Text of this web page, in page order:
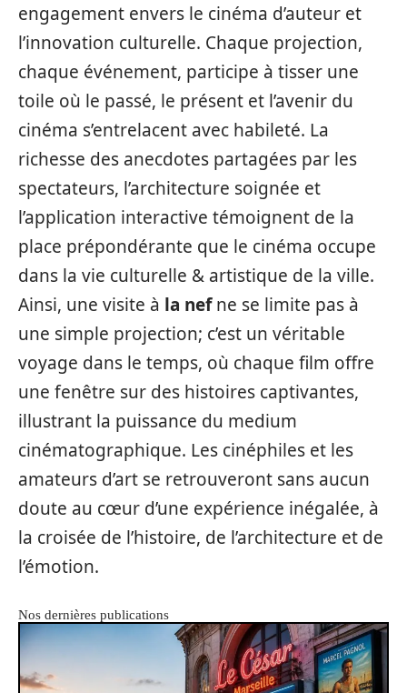
engagement envers le cinéma d’auteur et
l’innovation culturelle. Chaque projection,
chaque événement, participe à tisser une
toile où le passé, le présent et l’avenir du
cinéma s’entrelacent avec habileté. La
richesse des anecdotes partagées par les
spectateurs, l’architecture soignée et
l’application interactive témoignent de la
place prépondérante que le cinéma occupe
dans la vie culturelle & artistique de la ville.
Ainsi, une visite à la nefne se limite pas à
une simple projection; c’est un véritable
voyage dans le temps, où chaque film offre
une fenêtre sur des histoires captivantes,
illustrant la puissance du medium
cinématographique. Les cinéphiles et les
amateurs d’art se retrouveront sans aucun
doute au cœur d’une expérience inégalée, à
la croisée de l’histoire, de l’architecture et de
l’émotion.
Nos dernières publications